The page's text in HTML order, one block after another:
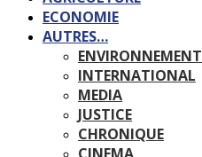
ECONOMIE
AUTRES…
ENVIRONNEMENT
INTERNATIONAL
MEDIA
JUSTICE
CHRONIQUE